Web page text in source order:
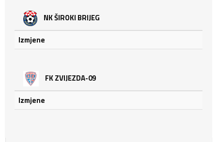
NK ŠIROKI BRIJEG
Izmjene
FK ZVIJEZDA-09
Izmjene